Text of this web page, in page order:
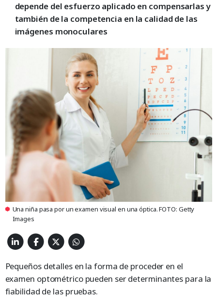
depende del esfuerzo aplicado en compensarlas y
también de la competencia en la calidad de las
imágenes monoculares
Una niña pasa por un examen visual en una óptica. FOTO: Getty
Images
Pequeños detalles en la forma de proceder en el
examen optométrico pueden ser determinantes para la
fiabilidad de las pruebas.